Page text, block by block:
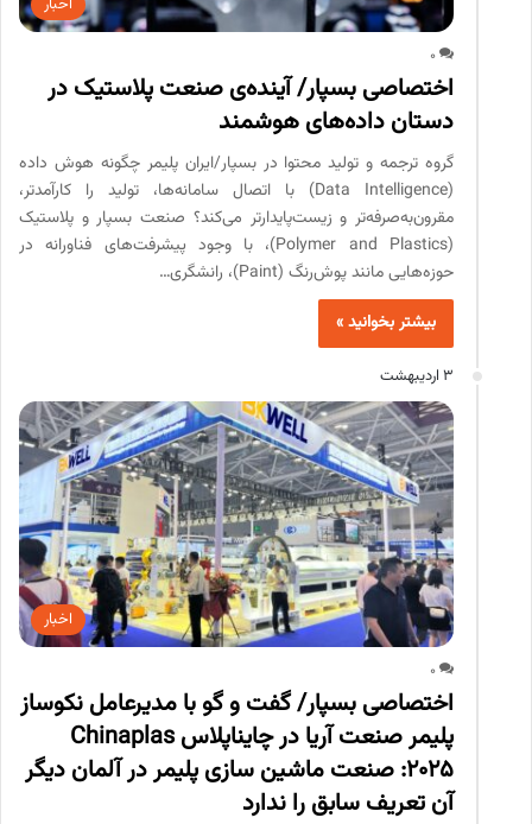
اخبار
0
اختصاصی بسپار/ آینده‌‌ی صنعت پلاستیک در
دستان داده‌های هوشمند
گروه ترجمه و تولید محتوا در بسپار/ایران پلیمر چگونه هوش داده
(Data Intelligence) با اتصال سامانه‌ها، تولید را کارآمدتر،
مقرون‌به‌صرفه‌تر و زیست‌پایدارتر می‌کند؟ صنعت بسپار و پلاستیک
(Polymer and Plastics)، با وجود پیشرفت‌های فناورانه در
حوزه‌هایی مانند پوش‌رنگ (Paint)، رانشگری…
بیشتر بخوانید »
3 اردیبهشت
اخبار
0
اختصاصی بسپار/ گفت و گو با مدیرعامل نکوساز
پلیمر صنعت آریا در چایناپلاس Chinaplas
2025: صنعت ماشین سازی پلیمر در آلمان دیگر
آن تعریف سابق را ندارد